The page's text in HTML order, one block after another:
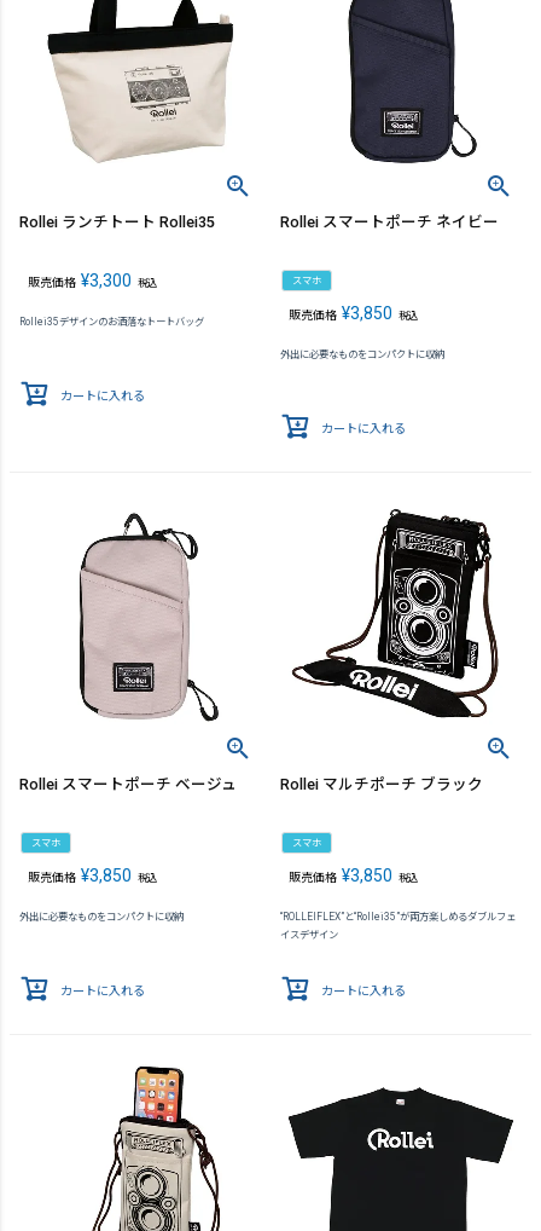
Rollei ランチトート Rollei35
販売価格 ¥3,300 税込
Rollei35デザインのお洒落なトートバッグ
カートに入れる
Rollei スマートポーチ ネイビー
スマホ
販売価格 ¥3,850 税込
外出に必要なものをコンパクトに収納
カートに入れる
Rollei スマートポーチ ベージュ
スマホ
販売価格 ¥3,850 税込
外出に必要なものをコンパクトに収納
カートに入れる
Rollei マルチポーチ ブラック
スマホ
販売価格 ¥3,850 税込
“ROLLEIFLEX”と“Rollei35”が両方楽しめるダブルフェ
イスデザイン
カートに入れる